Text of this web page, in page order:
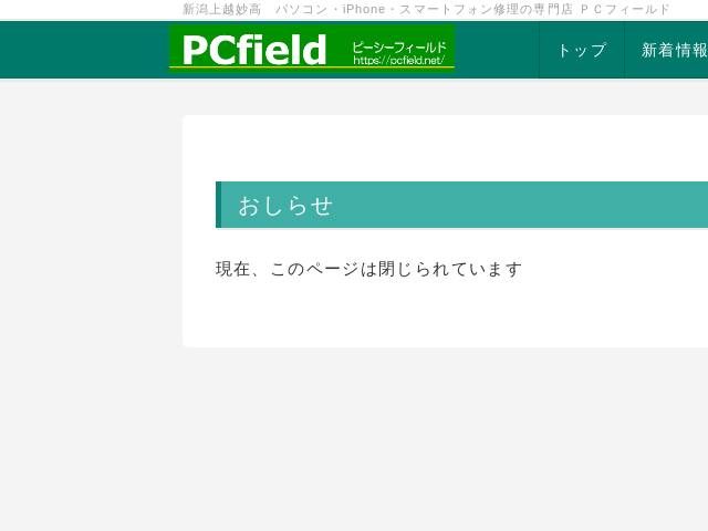
新潟上越妙高 パソコン・iPhone・スマートフォン修理の専門店 ＰＣフィールド
トップ 新着情報
おしらせ
現在、このページは閉じられています